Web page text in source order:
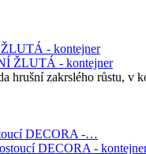
- kontejner
hrušní zakrslého růstu, v
DECORA -…